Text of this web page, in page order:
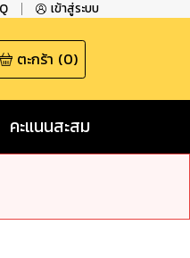
เข้าสู่ระบบ
ตะกร้า (0)
คะแนนสะสม